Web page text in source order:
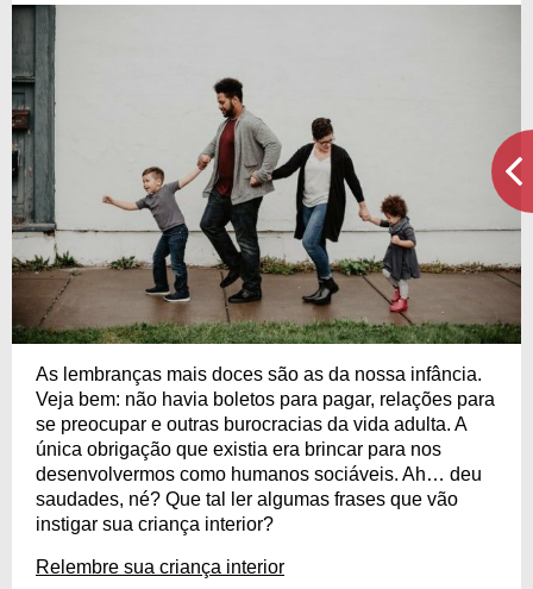
As lembranças mais doces são as da nossa infância.
Veja bem: não havia boletos para pagar, relações para
se preocupar e outras burocracias da vida adulta. A
única obrigação que existia era brincar para nos
desenvolvermos como humanos sociáveis. Ah… deu
saudades, né? Que tal ler algumas frases que vão
instigar sua criança interior?
Relembre sua criança interior